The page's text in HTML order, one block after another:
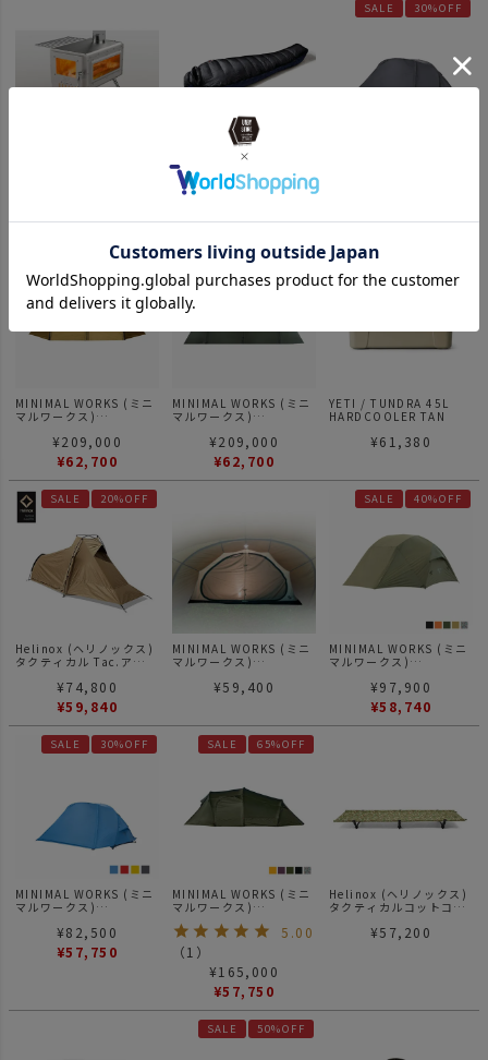
NANGA ナンガ オーロラ
テックス ライト
600DX(レギュラー)
¥ 64,900
SALE 30%OFF
70%OFF
MINIMAL WORKS (ミニ
マルワークス)
ト シェルター タンカラ
¥209,000
¥62,700
SALE 70%OFF
MINIMAL WORKS (ミニ
マルワークス)
ェルター オリーブカラー
¥209,000
¥62,700
YETI / TUNDRA 45L
HARDCOOLER TAN
¥61,380
SALE 20%OFF
Helinox (ヘリノックス)
タクティカル Tac.アタッ
¥74,800
¥59,840
MINIMAL WORKS (ミニ
マルワークス)
VESTIBULE INNER
インナーテント
¥59,400
SALE 40%OFF
MINIMAL WORKS (ミニ
マルワークス)
¥97,900
¥58,740
SALE 30%OFF
MINIMAL WORKS (ミニ
マルワークス)
ォール パプリカ
¥82,500
¥57,750
SALE 65%OFF
MINIMAL WORKS (ミニ
マルワークス)
BONIATO / テント
5.00
（1 ）
¥165,000
¥57,750
Helinox (ヘリノックス)
タクティカルコットコン
¥57,200
SALE 50%OFF